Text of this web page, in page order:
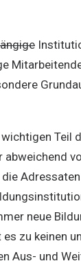
Teil
neue
zu keinen
Aus- und